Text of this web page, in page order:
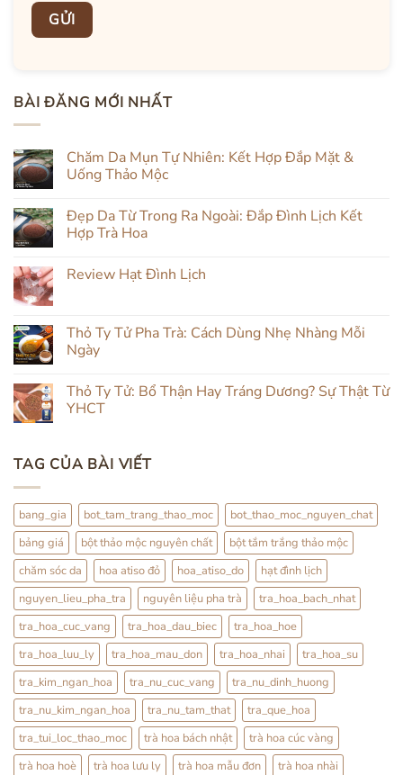
BÀI ĐĂNG MỚI NHẤT
Chăm Da Mụn Tự Nhiên: Kết Hợp Đắp Mặt &
Uống Thảo Mộc
bình
luận
ở
Mụn
Đắp
Mặt
&
Mộc
Đẹp Da Từ Trong Ra Ngoài: Đắp Đình Lịch Kết
Hợp Trà Hoa
bình
Trong
Ra
Đình
Lịch
Kết
Review Hạt Đình Lịch
luận
Review
Lịch
Thỏ Ty Tử Pha Trà: Cách Dùng Nhẹ Nhàng Mỗi
Ngày
bình
luận
Pha
Trà:
Nhẹ
Nhàng
Mỗi
Ngày
Thỏ Ty Tử: Bổ Thận Hay Tráng Dương? Sự Thật Từ
YHCT
bình
luận
ở
Tử:
Bổ
Thận
Hay
Tráng
Dương?
Sự
Thật
Từ
YHCT
TAG CỦA BÀI VIẾT
bang_gia bot_tam_trang_thao_moc
bot_thao_moc_nguyen_chat
bảng giá
bột thảo mộc nguyên chất
bột tắm trắng thảo mộc
chăm sóc da
hoa atiso đỏ hoa_atiso_do
hạt đình lịch
nguyen_lieu_pha_tra
nguyên liệu pha trà
tra_hoa_bach_nhat
tra_hoa_cuc_vang
tra_hoa_dau_biec
tra_hoa_hoe
tra_hoa_luu_ly
tra_hoa_mau_don tra_hoa_nhai
tra_hoa_su
tra_kim_ngan_hoa
tra_nu_cuc_vang
tra_nu_dinh_huong
tra_nu_kim_ngan_hoa
tra_nu_tam_that
tra_que_hoa
tra_tui_loc_thao_moc
trà hoa bách nhật
trà hoa cúc vàng
trà hoa hoè
trà hoa lưu ly trà hoa mẫu đơn
trà hoa nhài